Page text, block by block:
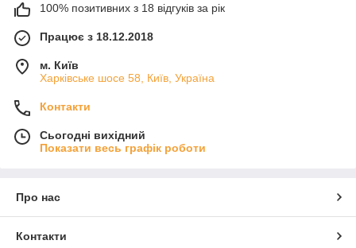
100% позитивних з 18 відгуків за рік
Працює з 18.12.2018
м. Київ
Харківське шосе 58, Київ, Україна
Контакти
Сьогодні вихідний
Показати весь графік роботи
Про нас
Контакти